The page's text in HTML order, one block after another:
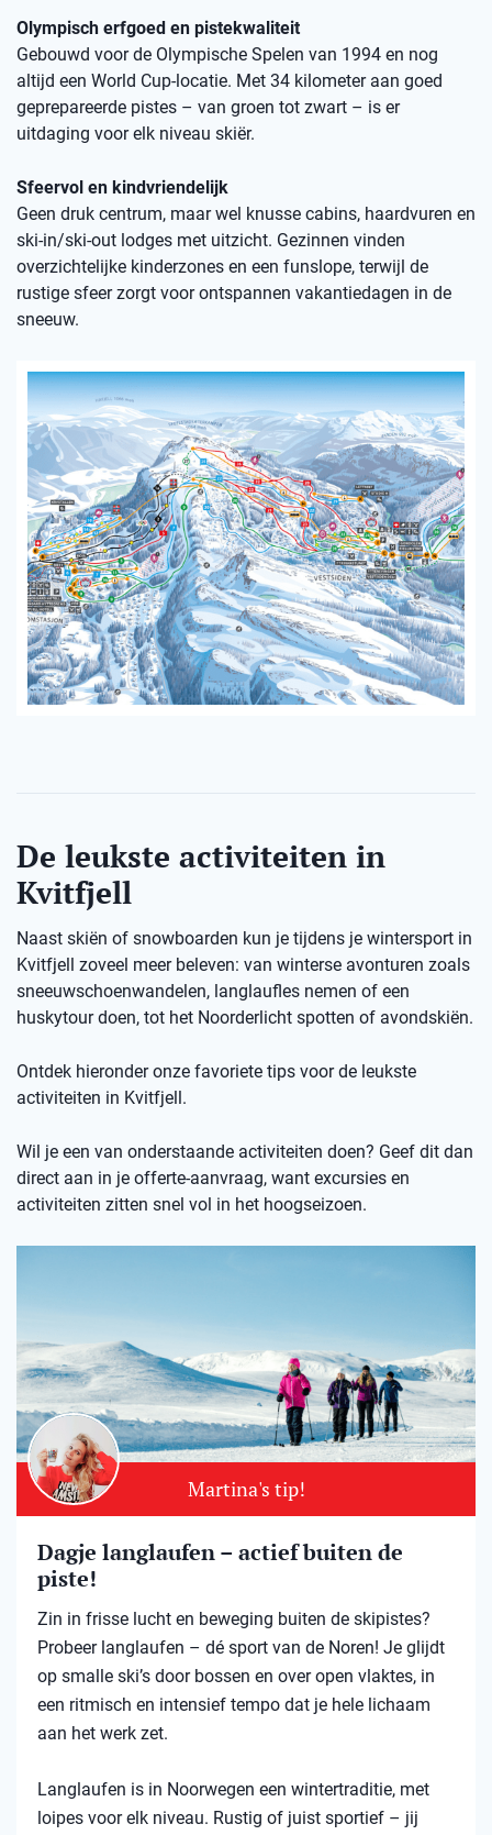
Olympisch erfgoed en pistekwaliteit
Gebouwd voor de Olympische Spelen van 1994 en nog
altijd een World Cup-locatie. Met 34 kilometer aan goed
geprepareerde pistes – van groen tot zwart – is er
uitdaging voor elk niveau skiër.
Sfeervol en kindvriendelijk
Geen druk centrum, maar wel knusse cabins, haardvuren en
ski-in/ski-out lodges met uitzicht. Gezinnen vinden
overzichtelijke kinderzones en een funslope, terwijl de
rustige sfeer zorgt voor ontspannen vakantiedagen in de
sneeuw.
De leukste activiteiten in
Kvitfjell
Naast skiën of snowboarden kun je tijdens je wintersport in
Kvitfjell zoveel meer beleven: van winterse avonturen zoals
sneeuwschoenwandelen, langlaufles nemen of een
huskytour doen, tot het Noorderlicht spotten of avondskiën.
Ontdek hieronder onze favoriete tips voor de leukste
activiteiten in Kvitfjell.
Wil je een van onderstaande activiteiten doen? Geef dit dan
direct aan in je offerte-aanvraag, want excursies en
activiteiten zitten snel vol in het hoogseizoen.
Martina's tip!
Dagje langlaufen – actief buiten de
piste!
Zin in frisse lucht en beweging buiten de skipistes?
Probeer langlaufen – dé sport van de Noren! Je glijdt
op smalle ski’s door bossen en over open vlaktes, in
een ritmisch en intensief tempo dat je hele lichaam
aan het werk zet.
Langlaufen is in Noorwegen een wintertraditie, met
loipes voor elk niveau. Rustig of juist sportief – jij